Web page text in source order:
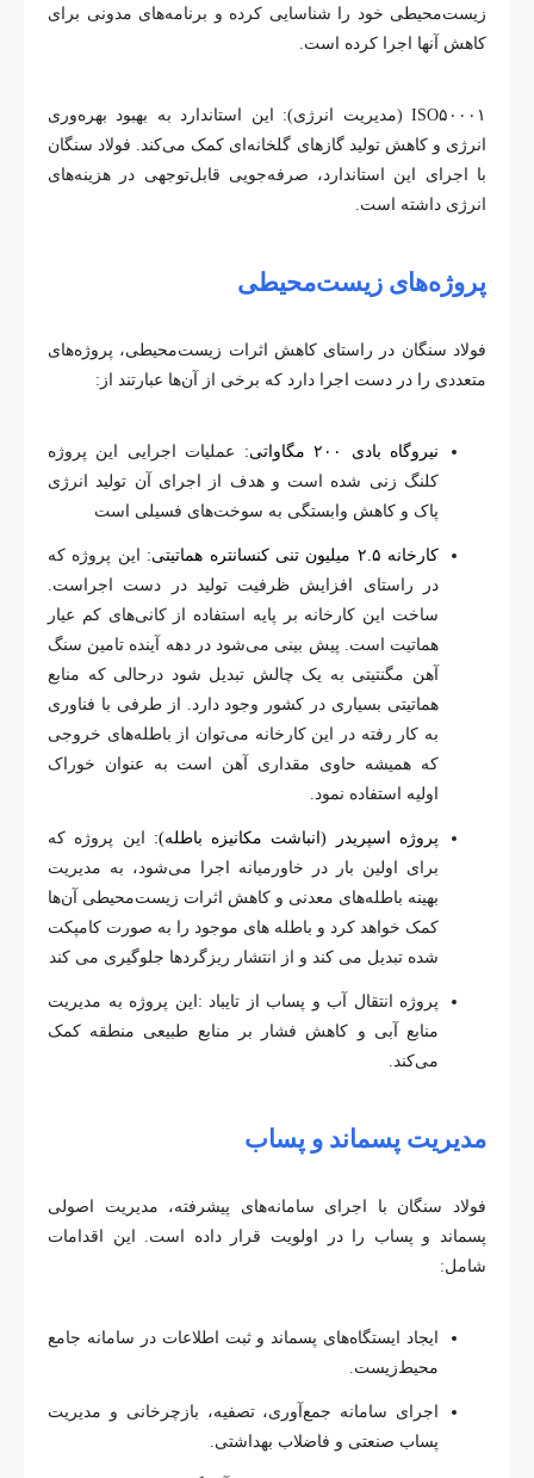
زیست‌محیطی خود را شناسایی کرده و برنامه‌های مدونی برای
کاهش آنها اجرا کرده است.
ISO۵۰۰۰۱ (مدیریت انرژی): این استاندارد به بهبود بهره‌وری
انرژی و کاهش تولید گاز‌های گلخانه‌ای کمک می‌کند. فولاد سنگان
با اجرای این استاندارد، صرفه‌جویی قابل‌توجهی در هزینه‌های
انرژی داشته است.
پروژههای زیستمحیطی
فولاد سنگان در راستای کاهش اثرات زیستمحیطی، پروژههای
متعددی را در دست اجرا دارد که برخی از آنها عبارتند از :
نیروگاه بادی ۲۰۰ مگاواتی:
عملیات اجرایی این پروژه
کلنگ زنی شده است و هدف از اجرای آن تولید انرژی
پاک و کاهش وابستگی به سوخت‌های فسیلی است
کارخانه ۲.۵ میلیون تنی کنسانتره هماتیتی:
این پروژه که
در راستای افزایش ظرفیت تولید در دست اجراست.
ساخت این کارخانه بر پایه استفاده از کانی‌های کم عیار
هماتیت است. پیش بینی می‌شود در دهه آینده تامین سنگ
آهن مگنتیتی به یک چالش تبدیل شود درحالی که منابع
هماتیتی بسیاری در کشور وجود دارد. از طرفی با فناوری
به کار رفته در این کارخانه می‌توان از باطله‌های خروجی
که همیشه حاوی مقداری آهن است به عنوان خوراک
اولیه استفاده نمود.
پروژه اسپریدر (انباشت مکانیزه باطله):
این پروژه که
برای اولین بار در خاورمیانه اجرا میشود، به مدیریت
بهینه باطلههای معدنی و کاهش اثرات زیستمحیطی آنها
کمک خواهد کرد و باطله های موجود را به صورت کامپکت
شده تبدیل می کند و از انتشار ریزگردها جلوگیری می کند
پروژه انتقال آب و پساب از تایباد : این پروژه به مدیریت
منابع آبی و کاهش فشار بر منابع طبیعی منطقه کمک
میکند.
مدیریت پسماند و پساب
فولاد سنگان با اجرای سامانههای پیشرفته، مدیریت اصولی
پسماند و پساب را در اولویت قرار داده است. این اقدامات
شامل:
ایجاد ایستگاههای پسماند و ثبت اطلاعات در سامانه جامع
محیطزیست.
اجرای سامانه جمعآوری، تصفیه، بازچرخانی و مدیریت
پساب صنعتی و فاضلاب بهداشتی.